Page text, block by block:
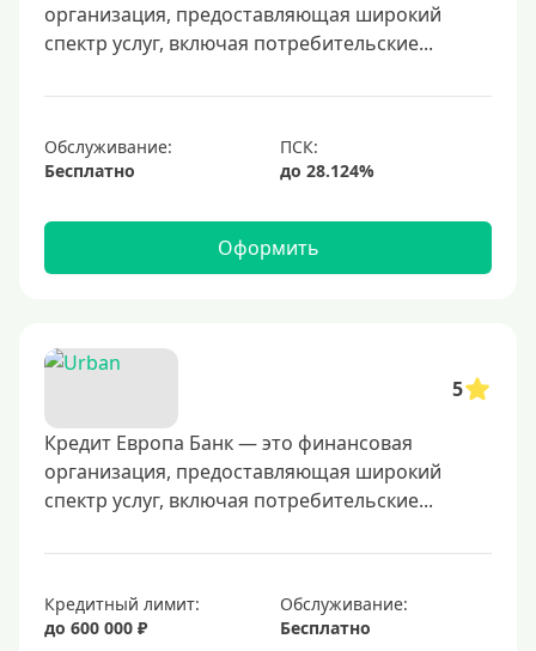
600000 руб
700000 руб
1000000 руб
С небольшим лимитом
С большим лимитом
Тип карты
Visa
UnionPay
Мир
Platinum
Золотые
Черные
организация, предоставляющая широкий
спектр услуг, включая потребительские...
Обслуживание:
Бесплатно
Оформить
5
Кредит Европа Банк — это финансовая
организация, предоставляющая широкий
спектр услуг, включая потребительские...
Кредитный лимит:
до 600 000 ₽
Обслуживание:
Бесплатно